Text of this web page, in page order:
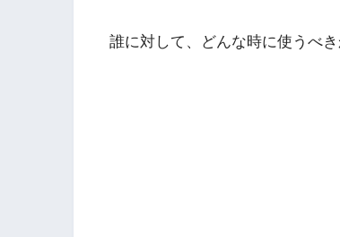
誰に対して、どんな時に使うべ